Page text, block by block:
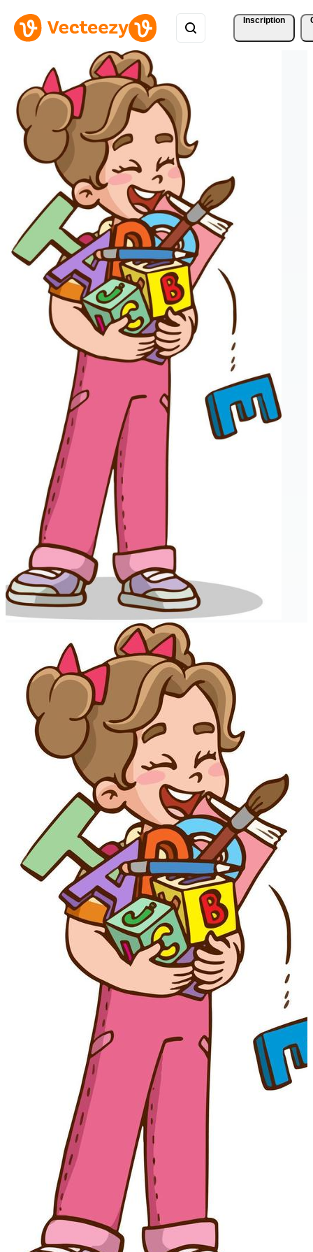
Inscription